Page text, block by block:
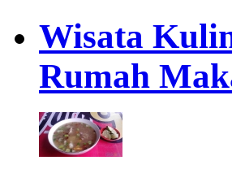
Wisata
Rumah